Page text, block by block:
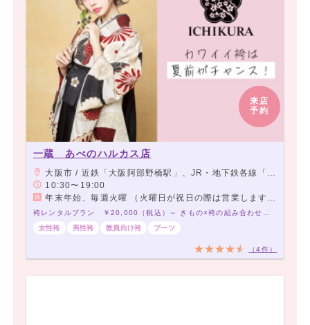
来店
予約
一蔵 あべのハルカス店
大阪市 / 近鉄「大阪阿部野橋駅」、JR・地下鉄各線「天王寺駅」、阪堺上町線「天王寺駅前駅」 よりすぐ
10:30〜19:00
年末年始、毎週火曜 （火曜日が祝日の際は営業します。）
袴レンタルプラン ￥20,000（税込）～ きもの×袴の組み合わせは21,000通り以上！アナタだけの袴コーデで最高の卒業式を！
女性袴
男性袴 教員向け袴 ブーツ
（4件）